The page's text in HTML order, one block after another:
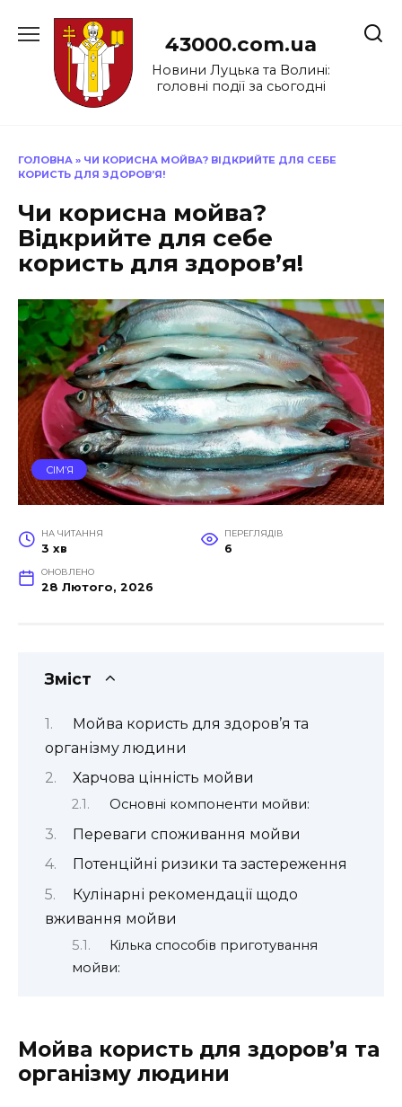
до
43000.com.ua
Новини Луцька та Волині:
головні події за сьогодні
ГОЛОВНА » ЧИ КОРИСНА МОЙВА? ВІДКРИЙТЕ ДЛЯ СЕБЕ
КОРИСТЬ ДЛЯ ЗДОРОВ’Я!
Чи корисна мойва?
Відкрийте для себе
користь для здоров’я!
СІМ’Я
НА ЧИТАННЯ
3 хв
ПЕРЕГЛЯДІВ
6
ОНОВЛЕНО
28 Лютого, 2026
Зміст
Мойва користь для здоров’я та
організму людини
Харчова цінність мойви
Основні компоненти мойви:
Переваги споживання мойви
Потенційні ризики та застереження
Кулінарні рекомендації щодо
вживання мойви
Кілька способів приготування
мойви:
Мойва користь для здоров’я та
організму людини